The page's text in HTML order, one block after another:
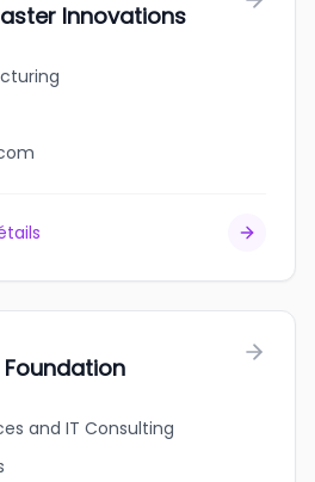
Innovations
and IT Consulting